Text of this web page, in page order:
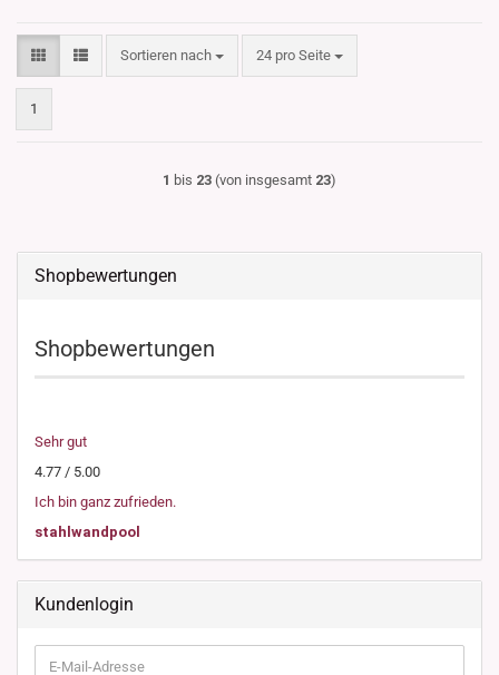
Sortieren nach
Sortieren nach 24 pro Seite
pro Seite
1
1 bis 23 (von insgesamt 23)
Shopbewertungen
Shopbewertungen
Sehr gut
4.77 / 5.00
Ich bin ganz zufrieden.
stahlwandpool
Kundenlogin
E-